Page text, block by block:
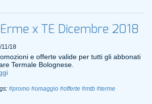
x TE Dicembre 2018
11/18
e offerte valide per tutti gli abbonati
Termale Bolognese.
#promo #omaggio #offerte #mtb #terme